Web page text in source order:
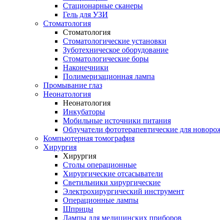
Стационарные сканеры
Гель для УЗИ
Стоматология
Стоматология
Стоматологические установки
Зуботехническое оборудование
Стоматологические боры
Наконечники
Полимеризационная лампа
Промывание глаз
Неонатология
Неонатология
Инкубаторы
Мобильные источники питания
Облучатели фототерапевтические для
Компьютерная томография
Хирургия
Хирургия
Столы операционные
Хирургические отсасыватели
Светильники хирургические
Электрохирургический инструмент
Операционные лампы
Шприцы
Лампы для медицинских приборов